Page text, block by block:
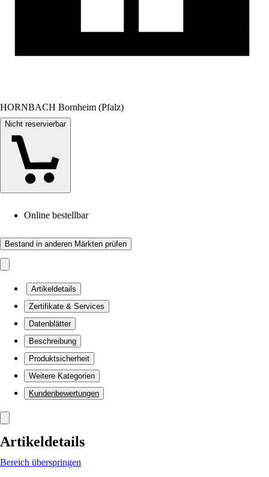
HORNBACH Bornheim (Pfalz)
Nicht reservierbar
Online bestellbar
Bestand in anderen Märkten prüfen
Artikeldetails
Zertifikate & Services
Datenblätter
Beschreibung
Produktsicherheit
Weitere Kategorien
Kundenbewertungen
Artikeldetails
Bereich überspringen